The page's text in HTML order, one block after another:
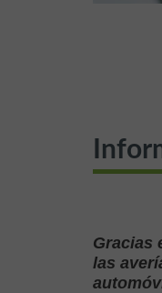
Gracias
las